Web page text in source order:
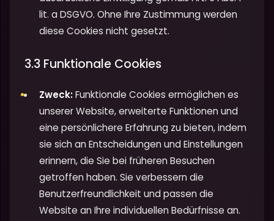
lit. a DSGVO. Ohne Ihre Zustimmung werden
diese Cookies nicht gesetzt.
3.3 Funktionale Cookies
Zweck:Funktionale Cookies ermöglichen es
unserer Website, erweiterte Funktionen und
eine persönlichere Erfahrung zu bieten, indem
sie sich an Entscheidungen und Einstellungen
erinnern, die Sie bei früheren Besuchen
getroffen haben. Sie verbessern die
Benutzerfreundlichkeit und passen die
Website an Ihre individuellen Bedürfnisse an.